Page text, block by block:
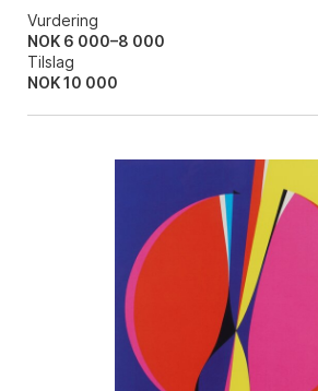
Vurdering
NOK 6 000–8 000
Tilslag
NOK10 000